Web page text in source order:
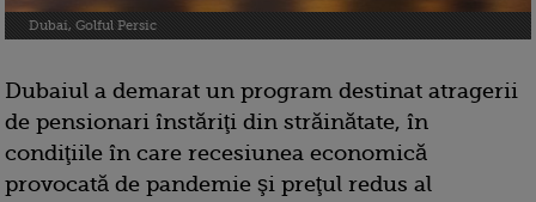
Dubai, Golful Persic
Dubaiul a demarat un program destinat atragerii
de pensionari înstăriţi din străinătate, în
condiţiile în care recesiunea economică
provocată de pandemie şi preţul redus al